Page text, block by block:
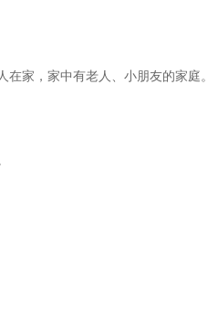
在家，家中有老人、小朋友的家庭。